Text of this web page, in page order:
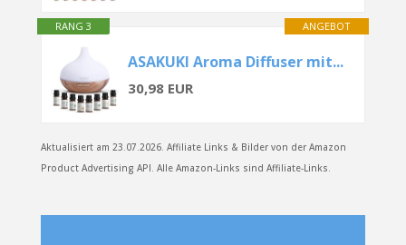
ANGEBOT
RANG 3
ASAKUKI Aroma Diffuser mit...
30,98 EUR
Aktualisiert am 23.07.2026. Affiliate Links & Bilder von der Amazon
Product Advertising API. Alle Amazon-Links sind Affiliate-Links.